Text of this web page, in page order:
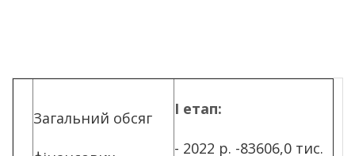
Загальний обсяг I етап:
- 2022 р. -83606,0 тис.